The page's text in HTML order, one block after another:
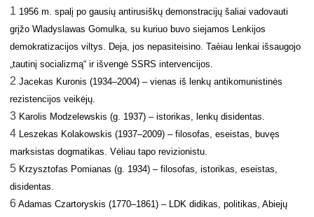
1 1956 m. spalį po gausių antirusiškų demonstracijų šaliai vadovauti
grįžo W ladys lawas Gomu ka, su kuriuo buvo siejamos Lenkijos
demokratizacijos viltys. Deja, jos nepasiteisino. Taèiau lenkai išsaugojo
„tautinį socializmą“ ir išvengė SSRS intervencijos.
2 Jacekas Kuronis (1934–2004) – vienas iš lenkų antikomunistinės
rezistencijosveikėjų.
3 Karolis Modzelewskis (g. 1937) – istorikas, lenkų disidentas.
4 Leszekas Ko lakowskis (1937–2009) – filosofas, eseistas, buvęs
marksistas dogmatikas.Vė liau tapo revizionistu.
5 Krzysztofas Pomianas (g. 1934) – filosofas, istorikas, eseistas,
disidentas.
6 Adamas Czartoryskis (1770–1861) – LDK didikas, politikas, Abiejų